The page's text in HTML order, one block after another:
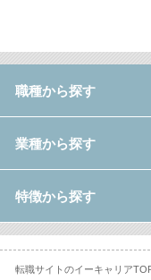
職種から探す
業種から探す
特徴から探す
転職サイトのイーキャリア